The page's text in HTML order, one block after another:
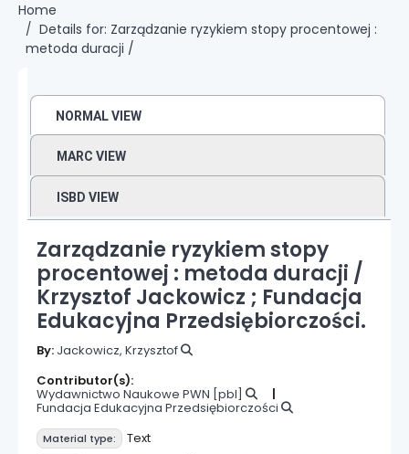
Home
Details for: Zarządzanie ryzykiem stopy procentowej :
metoda duracji /
NORMAL VIEW
MARC VIEW
ISBD VIEW
Zarządzanie ryzykiem stopy
procentowej : metoda duracji /
Krzysztof Jackowicz ; Fundacja
Edukacyjna Przedsiębiorczości.
By: Jackowicz, Krzysztof
Contributor(s):
Wydawnictwo Naukowe PWN [pbl]
Fundacja Edukacyjna Przedsiębiorczości
Material type: Text